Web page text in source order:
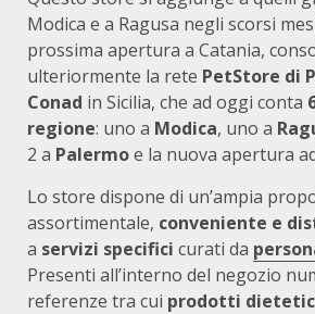
Modica e a Ragusa negli scorsi
prossima apertura a Catania,
ulteriormente la rete PetStore di
Conad in Sicilia, che ad oggi conta
regione: uno a Modica, uno a
2 a Palermoe la nuova apertura
Lo store dispone di un’ampia
assortimentale, conveniente e
a servizi specifici curati da
Presenti all’interno del negozio
referenze tra cui prodotti